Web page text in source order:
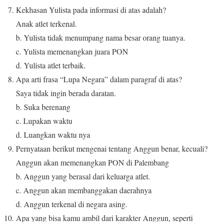
Kekhasan Yulista pada informasi di atas adalah?
Anak atlet terkenal.
b. Yulista tidak menumpang nama besar orang tuanya.
c. Yulista memenangkan juara PON
d. Yulista atlet terbaik.
Apa arti frasa “Lupa Negara” dalam paragraf di atas?
Saya tidak ingin berada daratan.
b. Suka berenang
c. Lupakan waktu
d. Luangkan waktu nya
Pernyataan berikut mengenai tentang Anggun benar, kecuali?
Anggun akan memenangkan PON di Palembang
b. Anggun yang berasal dari keluarga atlet.
c. Anggun akan membanggakan daerahnya
d. Anggun terkenal di negara asing.
Apa yang bisa kamu ambil dari karakter Anggun, seperti